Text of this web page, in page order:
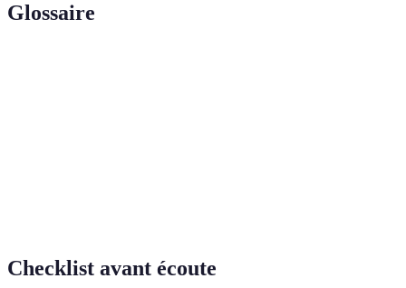
Glossaire
Checklist avant écoute